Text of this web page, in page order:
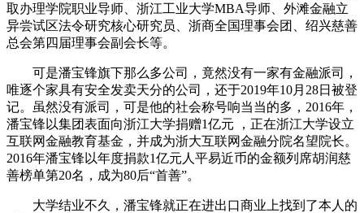
取办理学院职业导师、浙江工业大学MBA导师、外滩金融立
异尝试区法令研究核心研究员、浙商全国理事会团、绍兴慈善
总会第四届理事会副会长等。
可是潘宝锋旗下那么多公司，竟然没有一家有金融派司，
唯逐个家具有安全发卖天分的公司，还于2019年10月28日被登
记。虽然没有派司，可是他的社会称号响当当的多，2016年，
潘宝锋以集团表面向浙江大学捐赠1亿元 ，正在浙江大学设立
互联网金融教育基金，并成为浙大互联网金融分院名望院长。
2016年潘宝锋以年度捐款1亿元人平易近币的金额列席胡润慈
善榜单第20名，成为80后“首善”。
大学结业不久，潘宝锋就正在进出口商业上找到了本人的